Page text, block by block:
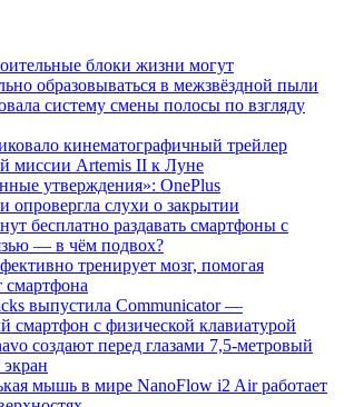
блоки жизни могут
образовываться в межзвёздной пыли
систему смены полосы по взгляду
кинематографичный трейлер
миссии Artemis II к Луне
утверждения»: OnePlus
опровергла слухи о закрытии
бесплатно раздавать смартфоны с
— в чём подвох?
тренирует мозг, помогая
смартфона
выпустила Communicator —
смартфон с физической клавиатурой
создают перед глазами 7,5-метровый
мышь в мире NanoFlow i2 Air работает